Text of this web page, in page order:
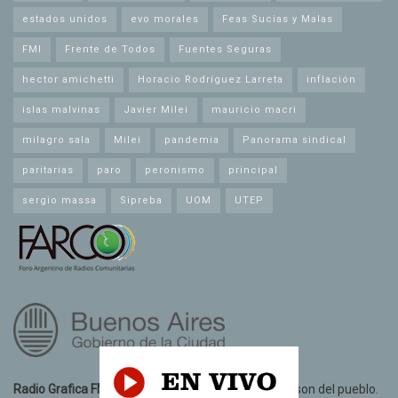
estados unidos evo morales Feas Sucias y Malas
FMI Frente de Todos Fuentes Seguras
hector amichetti Horacio Rodríguez Larreta inflación
islas malvinas Javier Milei mauricio macri
milagro sala Milei pandemia Panorama sindical
paritarias paro peronismo principal
sergio massa Sipreba UOM UTEP
Radio Grafica FM 89.3© 2021. Todos los derechos son del pueblo.